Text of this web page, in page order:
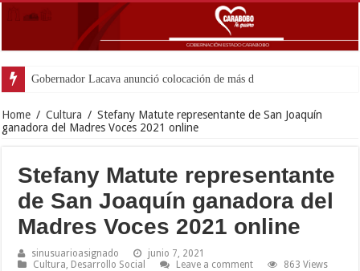
Gobernador Lacava anunció colocación de más de mil 500 tonelad
Home / Cultura / Stefany Matute representante de San Joaquín
ganadora del Madres Voces 2021 online
Stefany Matute representante
de San Joaquín ganadora del
Madres Voces 2021 online
sinusuarioasignado
junio 7, 2021
Cultura Desarrollo Social Leave a comment 863 Views